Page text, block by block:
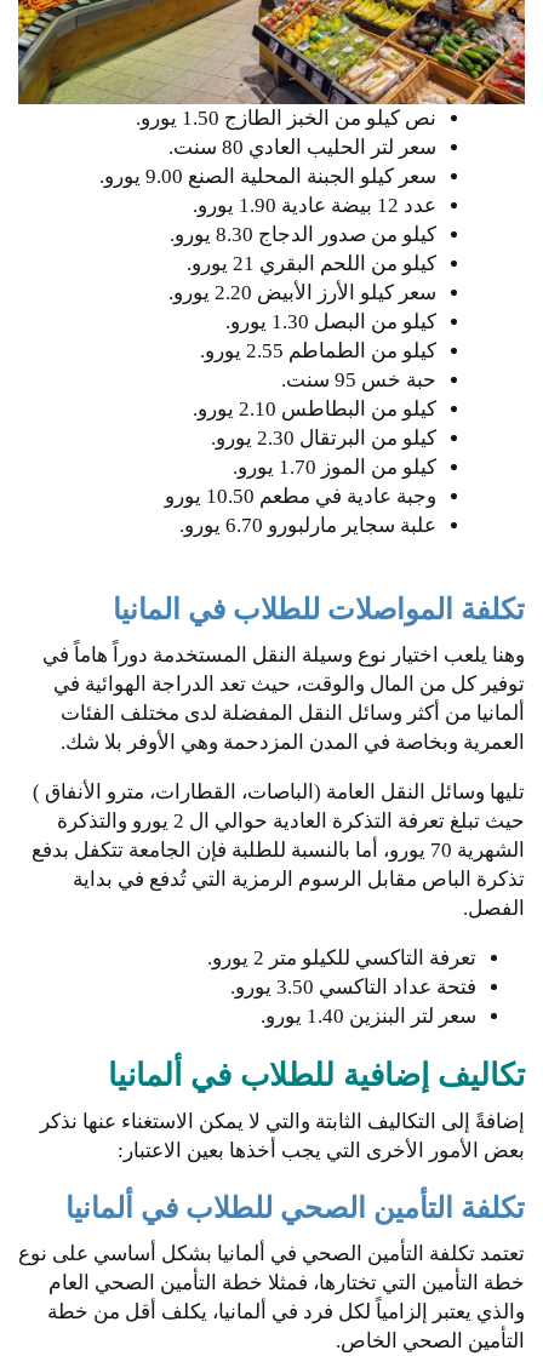
‏نص كيلو من الخبز الطازج 1.50 يورو.
سعر لتر الحليب العادي 80 سنت.
‏سعر كيلو الجبنة المحلية الصنع ‏9.00 يورو.
‏عدد 12 بيضة عادية 1.90 يورو.
كيلو من صدور الدجاج 8.30 يورو.
كيلو من اللحم البقري 21 يورو.
‏‏سعر كيلو الأرز الأبيض ‏‏2.20 يورو.
كيلو من البصل 1.30 يورو.
كيلو من الطماطم 2.55 يورو.
‏حبة خس 95 سنت.
كيلو من البطاطس 2.10 يورو.
‏‏كيلو من البرتقال ‏2.30 يورو.
‏كيلو من الموز 1.70 يورو.
وجبة عادية في مطعم 10.50 يورو
علبة سجاير مارلبورو 6.70 يورو.
تكلفة المواصلات للطلاب في المانيا
وهنا يلعب اختيار نوع وسيلة النقل المستخدمة دوراً هاماً في
توفير كل من المال والوقت، حيث تعد الدراجة الهوائية في
ألمانيا من أكثر وسائل النقل المفضلة لدى مختلف الفئات
العمرية وبخاصة في المدن المزدحمة وهي الأوفر بلا شك.
تليها وسائل النقل العامة (الباصات، القطارات، مترو الأنفاق )
حيث تبلغ تعرفة التذكرة العادية حوالي ال 2 يورو والتذكرة
الشهرية 70 يورو، أما بالنسبة للطلبة فإن الجامعة تتكفل بدفع
تذكرة الباص مقابل الرسوم الرمزية التي تُدفع في بداية
الفصل.
‏تعرفة التاكسي للكيلو متر 2 يورو.
فتحة عداد التاكسي ‏3.50 يورو.
سعر لتر البنزين 1.40 يورو.
تكاليف إضافية للطلاب في ألمانيا
إضافةً إلى التكاليف الثابتة والتي لا يمكن الاستغناء عنها نذكر
بعض الأمور الأخرى التي يجب أخذها بعين الاعتبار:
تكلفة التأمين الصحي للطلاب في ألمانيا
تعتمد تكلفة التأمين الصحي في ألمانيا بشكل أساسي على نوع
خطة التأمين التي تختارها، فمثلا خطة التأمين الصحي العام
والذي يعتبر إلزامياً لكل فرد في ألمانيا، يكلف أقل من خطة
التأمين الصحي الخاص.